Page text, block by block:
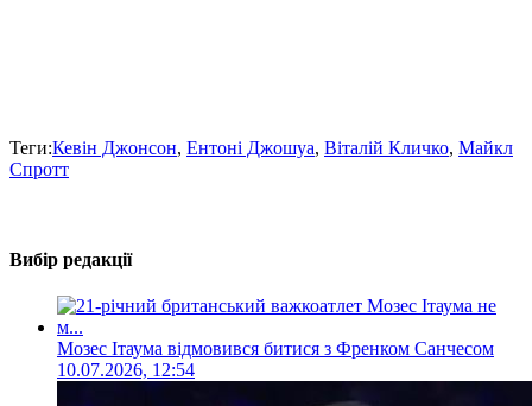
Теги:Кевін Джонсон, Ентоні Джошуа, Віталій Кличко, Майкл
Спротт
Вибір редакції
Мозес Ітаума відмовився битися з Френком Санчесом
10.07.2026, 12:54